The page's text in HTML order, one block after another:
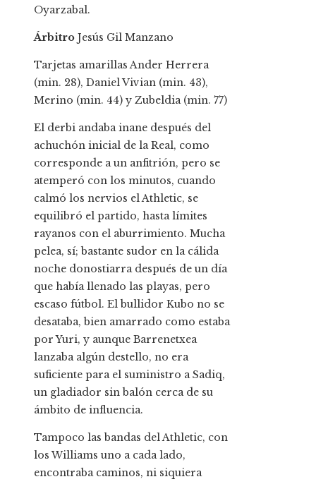
Oyarzabal.
Árbitro Jesús Gil Manzano
Tarjetas amarillas Ander Herrera
(min. 28), Daniel Vivian (min. 43),
Merino (min. 44) y Zubeldia (min. 77)
El derbi andaba inane después del
achuchón inicial de la Real, como
corresponde a un anfitrión, pero se
atemperó con los minutos, cuando
calmó los nervios el Athletic, se
equilibró el partido, hasta límites
rayanos con el aburrimiento. Mucha
pelea, sí; bastante sudor en la cálida
noche donostiarra después de un día
que había llenado las playas, pero
escaso fútbol. El bullidor Kubo no se
desataba, bien amarrado como estaba
por Yuri, y aunque Barrenetxea
lanzaba algún destello, no era
suficiente para el suministro a Sadiq,
un gladiador sin balón cerca de su
ámbito de influencia.
Tampoco las bandas del Athletic, con
los Williams uno a cada lado,
encontraba caminos, ni siquiera